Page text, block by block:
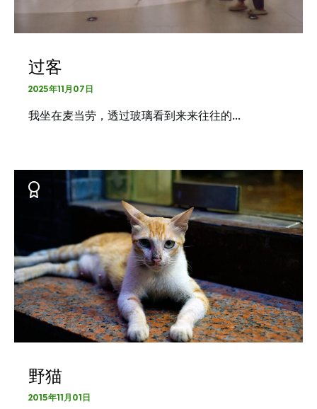
过客
2025年11月07日
我坐在麦当劳，透过玻璃看到来来往往的…
野猫
2015年11月01日